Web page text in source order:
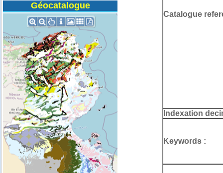
Géocatalogue
Catalogue
Indexation
Keywords :